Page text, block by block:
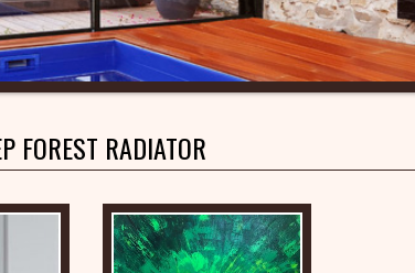
FOREST RADIATOR